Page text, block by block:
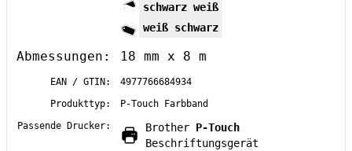
schwarz weiß
weiß schwarz
Abmessungen: 18 mm x 8 m
EAN / GTIN:
4977766684934
Produkttyp:
P-Touch Farbband
Passende Drucker:
Brother P-Touch
Beschriftungsgerät